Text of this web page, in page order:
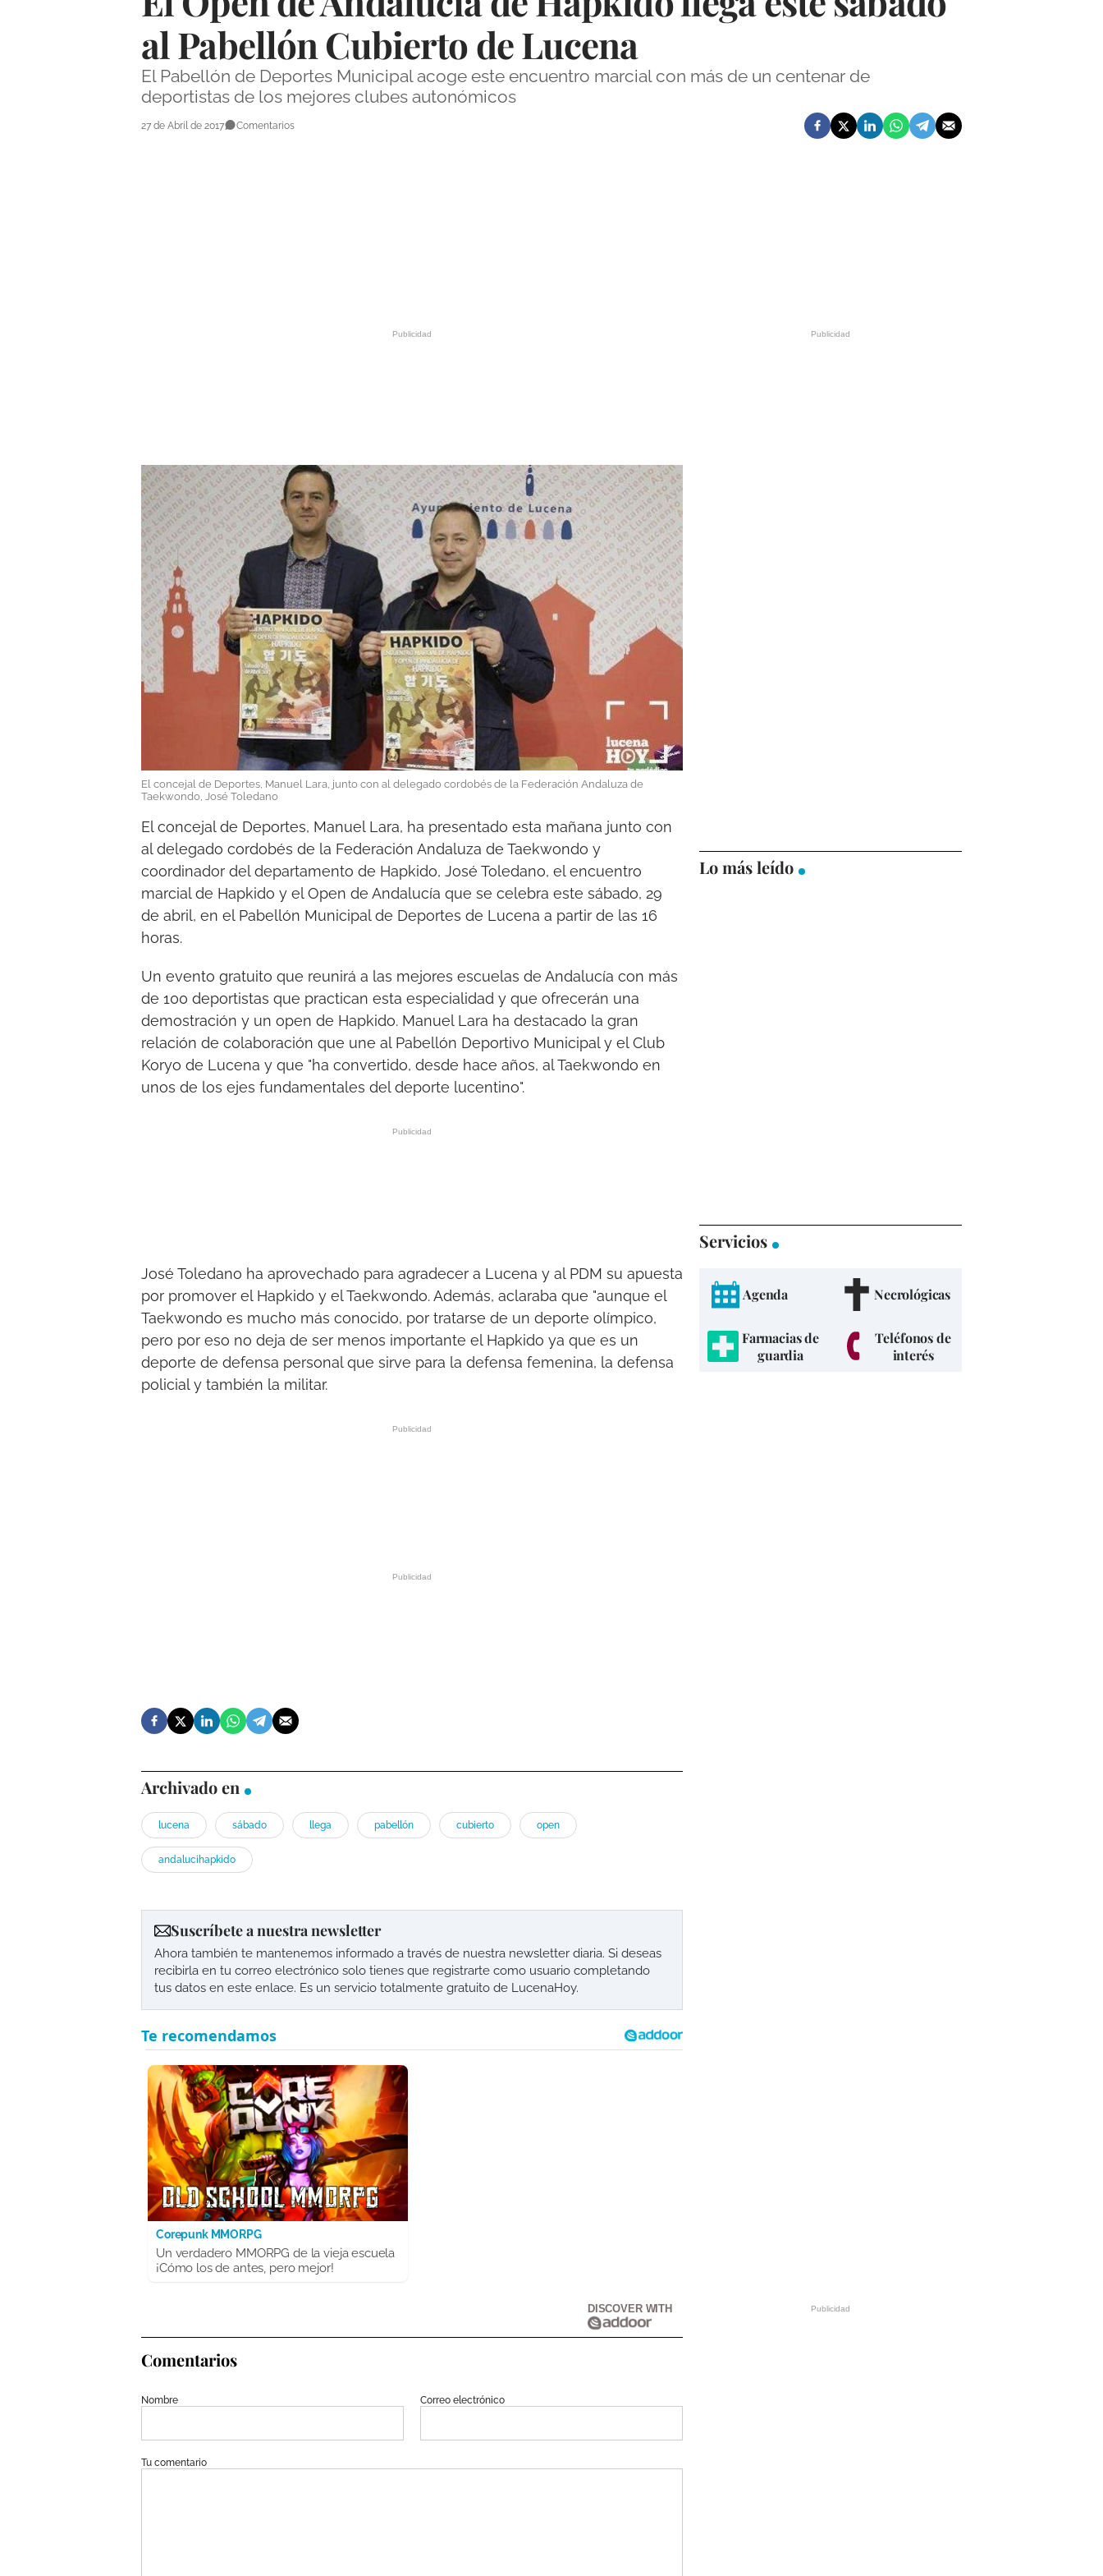
al Pabellón Cubierto de Lucena
El Pabellón de Deportes Municipal acoge este encuentro marcial con más de un centenar de
deportistas de los mejores clubes autonómicos
27 de Abril de 2017 Comentarios
El concejal de Deportes, Manuel Lara, junto con al delegado cordobés de la Federación Andaluza de
Taekwondo, José Toledano
El concejal de Deportes, Manuel Lara, ha presentado esta mañana junto con
al delegado cordobés de la Federación Andaluza de Taekwondo y
coordinador del departamento de Hapkido, José Toledano, el encuentro
marcial de Hapkido y el Open de Andalucía que se celebra este sábado, 29
de abril, en el Pabellón Municipal de Deportes de Lucena a partir de las 16
horas.
Un evento gratuito que reunirá a las mejores escuelas de Andalucía con más
de 100 deportistas que practican esta especialidad y que ofrecerán una
demostración y un open de Hapkido. Manuel Lara ha destacado la gran
relación de colaboración que une al Pabellón Deportivo Municipal y el Club
Koryo de Lucena y que "ha convertido, desde hace años, al Taekwondo en
unos de los ejes fundamentales del deporte lucentino".
José Toledano ha aprovechado para agradecer a Lucena y al PDM su apuesta
por promover el Hapkido y el Taekwondo. Además, aclaraba que "aunque el
Taekwondo es mucho más conocido, por tratarse de un deporte olímpico,
pero por eso no deja de ser menos importante el Hapkido ya que es un
deporte de defensa personal que sirve para la defensa femenina, la defensa
policial y también la militar.
Archivado en
lucena sábado llega pabellón cubierto open
andalucihapkido
Suscríbete a nuestra newsletter
Ahora también te mantenemos informado a través de nuestra newsletter diaria. Si deseas
recibirla en tu correo electrónico solo tienes que registrarte como usuario completando
tus datos en este enlace. Es un servicio totalmente gratuito de LucenaHoy.
Corepunk MMORPG
Un verdadero MMORPG de la vieja escuela
¡Cómo los de antes, pero mejor!
DISCOVER WITH
Comentarios
Nombre Correo electrónico
Tu comentario
Lo más leído
Servicios
Agenda Necrológicas
Farmacias de
guardia
Teléfonos de
interés